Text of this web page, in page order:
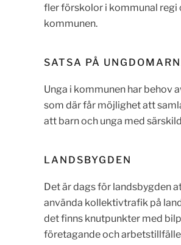
fler förskolor i kommunal regi
kommunen.
SATSA PÅ
Unga i kommunen har behov
som där får möjlighet att
att barn och unga med
LANDSBYGDEN
Det är dags för landsbygden
använda kollektivtrafik på
det finns knutpunkter med
företagande och